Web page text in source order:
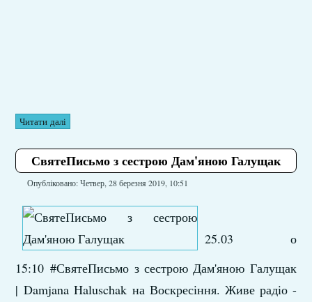
Читати далі
СвятеПисьмо з сестрою Дам'яною Галущак
Опубліковано: Четвер, 28 березня 2019, 10:51
25.03 о
15:10 #СвятеПисьмо з сестрою Дам'яною Галущак
|Damjana Haluschak ​ на Воскресіння. Живе радіо -